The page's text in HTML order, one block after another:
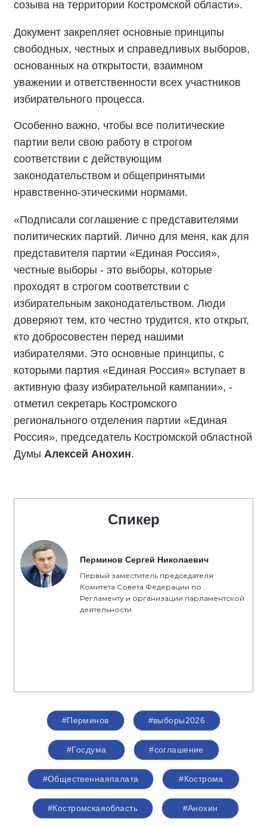
созыва на территории Костромской области».
свободных, честных и справедливых выборов,
основанных на открытости, взаимном
уважении и ответственности всех участников
избирательного процесса.
Особенно важно, чтобы все политические
партии вели свою работу в строгом
соответствии с действующим
законодательством и общепринятыми
нравственно-этическими нормами.
«Подписали соглашение с представителями
политических партий. Лично для меня, как для
представителя партии «Единая Россия»,
избирателями. Это основные принципы, с
которыми партия «Единая Россия» вступает в
активную фазу избирательной кампании», -
отметил секретарь Костромского
регионального отделения партии «Единая
Россия», председатель Костромской областной
Думы
Алексей Анохин.